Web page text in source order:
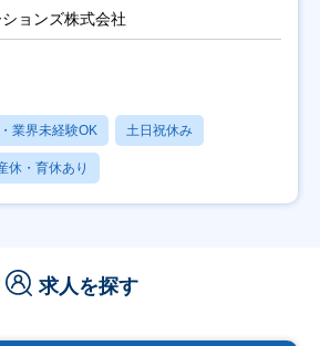
ョンズ株式会社
業界未経験OK 土日祝休み
休・育休あり
求人を探す